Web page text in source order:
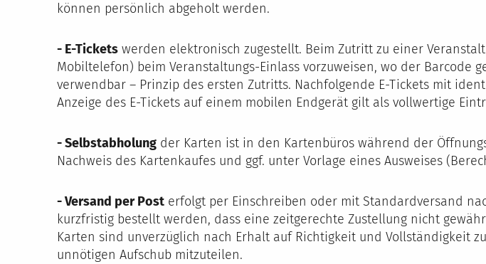
können persönlich abgeholt werden.
- E-Tickets werden elektronisch zugestellt. Beim Zutritt zu einer
Mobiltelefon) beim Veranstaltungs-Einlass vorzuweisen, wo der Barcode
verwendbar – Prinzip des ersten Zutritts. Nachfolgende E-Tickets mit
Anzeige des E-Tickets auf einem mobilen Endgerät gilt als vollwertige
- Selbstabholung der Karten ist in den Kartenbüros während der
Nachweis des Kartenkaufes und ggf. unter Vorlage eines Ausweises
- Versand per Post erfolgt per Einschreiben oder mit Standardversand
kurzfristig bestellt werden, dass eine zeitgerechte Zustellung nicht
Karten sind unverzüglich nach Erhalt auf Richtigkeit und Vollständigkeit
unnötigen Aufschub mitzuteilen.